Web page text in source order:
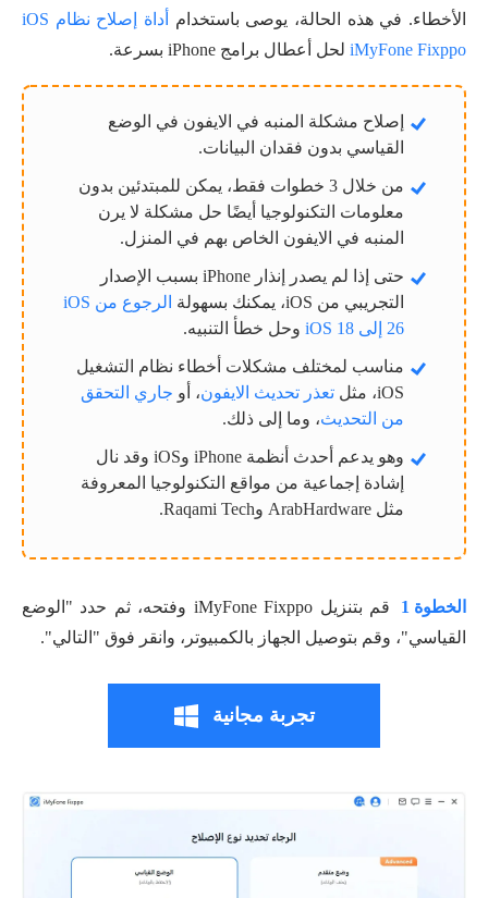
الأخطاء. في هذه الحالة، يوصى باستخدام
أداة إصلاح نظام iOS
iMyFone Fixppo لحل أعطال برامج iPhone بسرعة.
إصلاح مشكلة المنبه في الايفون في الوضع
القياسي بدون فقدان البيانات.
من خلال 3 خطوات فقط، يمكن للمبتدئين بدون
معلومات التكنولوجيا أيضًا حل مشكلة لا يرن
المنبه في الايفون الخاص بهم في المنزل.
حتى إذا لم يصدر إنذار iPhone بسبب الإصدار
التجريبي من iOS، يمكنك بسهولة
الرجوع من iOS
26 إلى iOS 18
وحل خطأ التنبيه.
مناسب لمختلف مشكلات أخطاء نظام التشغيل
iOS، مثل
تعذر تحديث الايفون، أو جاري التحقق
من التحديث، وما إلى ذلك.
وهو يدعم أحدث أنظمة iPhone وiOS وقد نال
إشادة إجماعية من مواقع التكنولوجيا المعروفة
مثل ArabHardware وRaqami Tech.
الخطوة 1
قم بتنزيل iMyFone Fixppo وفتحه، ثم حدد "الوضع
القياسي"، وقم بتوصيل الجهاز بالكمبيوتر، وانقر فوق "التالي".
تجربة مجانية